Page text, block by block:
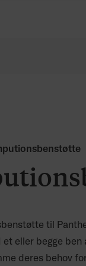
til
et eller begge
deres behov